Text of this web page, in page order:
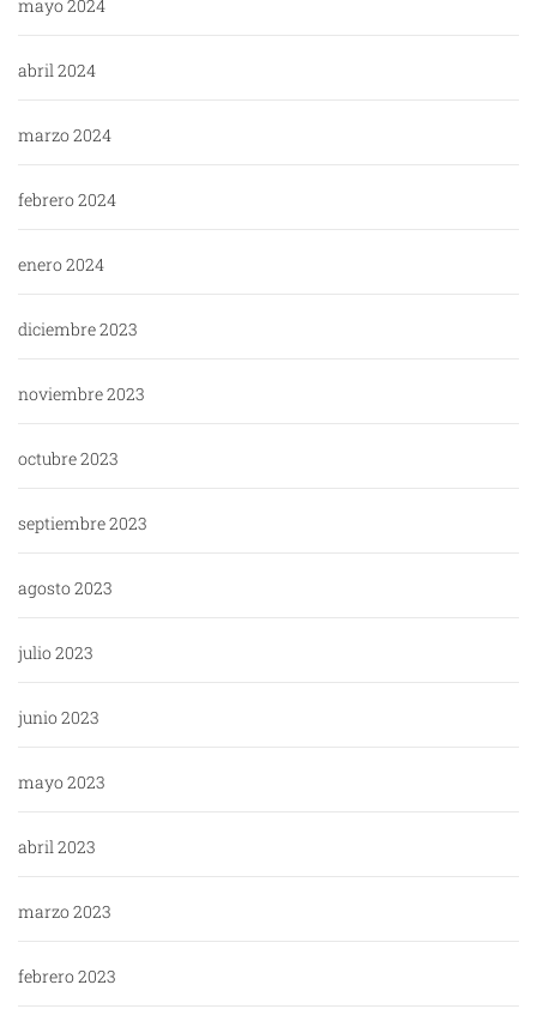
mayo 2024
abril 2024
marzo 2024
febrero 2024
enero 2024
diciembre 2023
noviembre 2023
octubre 2023
septiembre 2023
agosto 2023
julio 2023
junio 2023
mayo 2023
abril 2023
marzo 2023
febrero 2023